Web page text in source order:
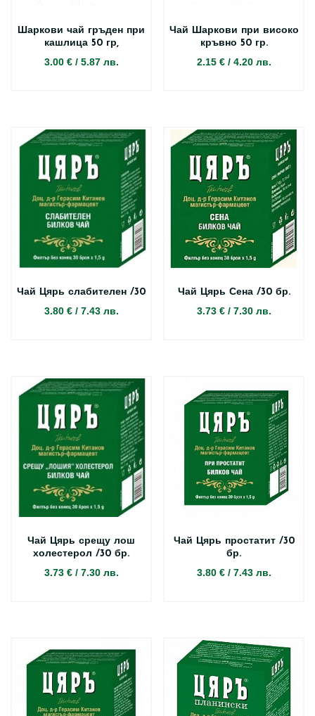
Шаркови чай гръден при
кашлица 50 гр,
3.00 €/ 5.87 лв.
Чай Шаркови при високо
кръвно 50 гр.
2.15 €/ 4.20 лв.
Чай Цярь слабителен /30
3.80 €/ 7.43 лв.
Чай Цярь Сена /30 бр.
3.73 €/ 7.30 лв.
Чай Цярь срещу лош
холестерол /30 бр.
3.73 €/ 7.30 лв.
Чай Цярь простатит /30
бр.
3.80 €/ 7.43 лв.